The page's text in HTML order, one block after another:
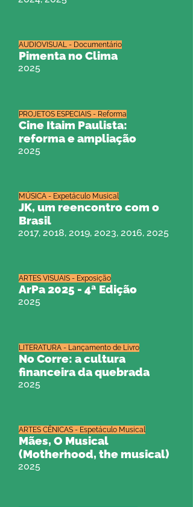
Pimenta no Clima
2025
AUDIOVISUAL - Documentário
Cine Itaim Paulista:
reforma e ampliação
2025
PROJETOS ESPECIAIS - Reforma
JK, um reencontro com o
Brasil
2017, 2018, 2019, 2023, 2016, 2025
MÚSICA - Expetáculo Musical
ArPa 2025 - 4ª Edição
2025
ARTES VISUAIS - Exposição
No Corre: a cultura
financeira da quebrada
2025
LITERATURA - Lançamento de Livro
Mães, O Musical
(Motherhood, the musical)
2025
ARTES CÊNICAS - Espetáculo Musical